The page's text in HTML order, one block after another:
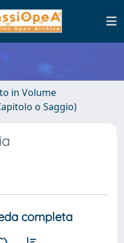
in Volume
o Saggio)
completa